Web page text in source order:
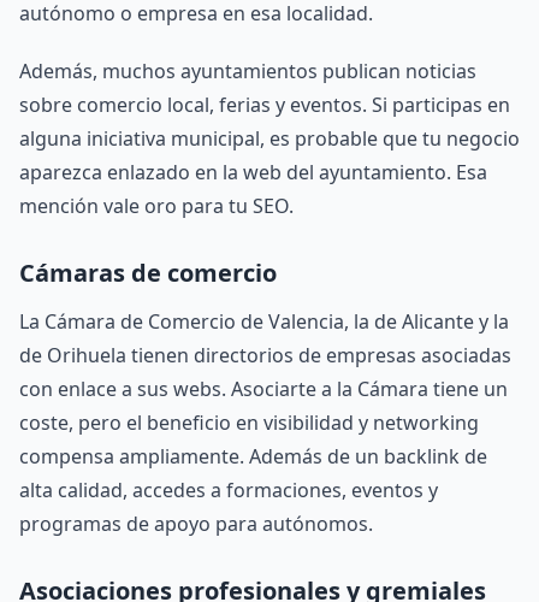
autónomo o empresa en esa localidad.
Además, muchos ayuntamientos publican noticias
sobre comercio local, ferias y eventos. Si participas en
alguna iniciativa municipal, es probable que tu negocio
aparezca enlazado en la web del ayuntamiento. Esa
mención vale oro para tu SEO.
Cámaras de comercio
La Cámara de Comercio de Valencia, la de Alicante y la
de Orihuela tienen directorios de empresas asociadas
con enlace a sus webs. Asociarte a la Cámara tiene un
coste, pero el beneficio en visibilidad y networking
compensa ampliamente. Además de un backlink de
alta calidad, accedes a formaciones, eventos y
programas de apoyo para autónomos.
Asociaciones profesionales y gremiales